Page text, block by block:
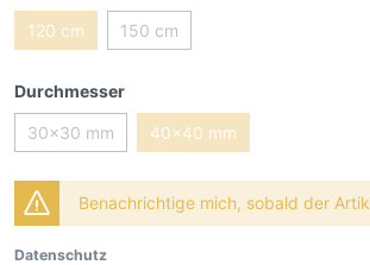
120 cm 150 cm
Durchmesser
30x30 mm 40x40 mm
Benachrichtige mich, sobald der
Datenschutz